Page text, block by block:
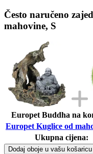
Često naručeno
mahovine, S
Europet Buddha na
Europet Kuglice od
Ukupna cijena:
Dodaj oboje u vašu košaricu